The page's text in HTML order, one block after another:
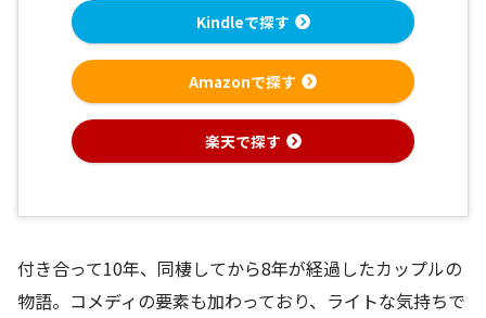
Kindleで探す
Amazonで探す
楽天で探す
付き合って10年、同棲してから8年が経過したカップルの
物語。コメディの要素も加わっており、ライトな気持ちで